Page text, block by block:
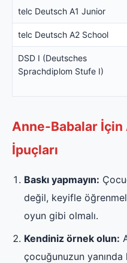
telc Deutsch A1 Junior
telc Deutsch A2 School
DSD I (Deutsches
Sprachdiplom Stufe I)
Anne-Babalar İçin
İpuçları
Baskı yapmayın:
değil, keyifle
oyun gibi olmalı.
Kendiniz örnek olun:
çocuğunuzun yanında